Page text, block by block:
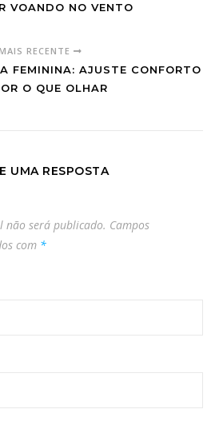
VOANDO NO VENTO
MAIS RECENTE
FEMININA: AJUSTE CONFORTO
O QUE OLHAR
UMA RESPOSTA
não será publicado. Campos
com *